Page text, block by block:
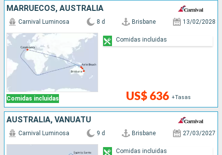
MARRUECOS, AUSTRALIA
Comidas incluidas
Carnival Luminosa 8 d Brisbane 13/02/2028
US$ 636 +Tasas
Comidas incluidas
AUSTRALIA, VANUATU
Carnival Luminosa 9 d Brisbane 27/03/2027
Comidas incluidas